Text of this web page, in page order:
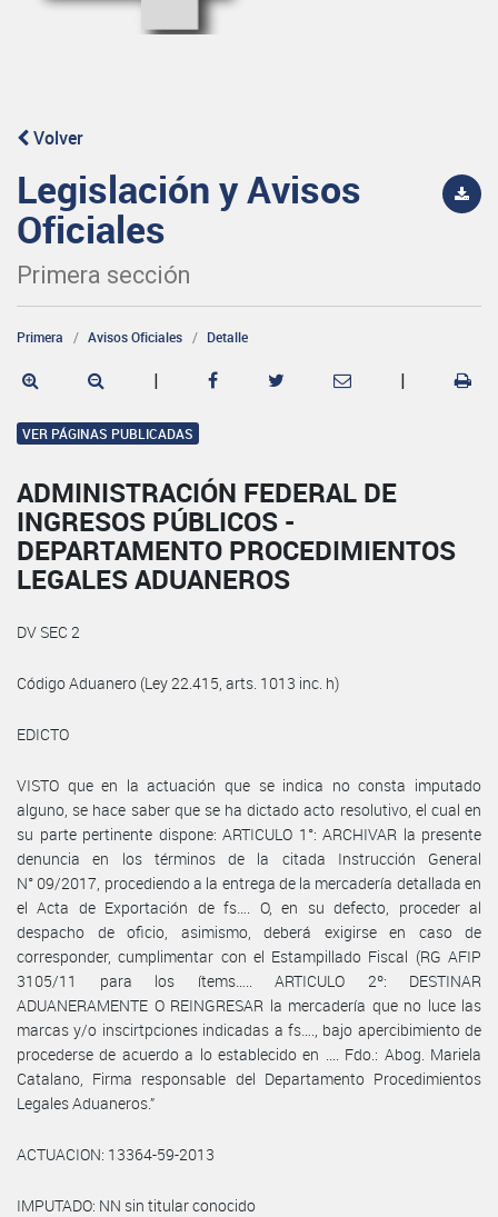
Volver
Legislación y Avisos
Oficiales
Primera sección
Primera Avisos Oficiales Detalle
| |
VER PÁGINAS PUBLICADAS
ADMINISTRACIÓN FEDERAL DE
INGRESOS PÚBLICOS -
DEPARTAMENTO PROCEDIMIENTOS
LEGALES ADUANEROS
DV SEC 2
Código Aduanero (Ley 22.415, arts. 1013 inc. h)
EDICTO
VISTO que en la actuación que se indica no consta imputado
alguno, se hace saber que se ha dictado acto resolutivo, el cual en
su parte pertinente dispone: ARTICULO 1°: ARCHIVAR la presente
denuncia en los términos de la citada Instrucción General
N° 09/2017, procediendo a la entrega de la mercadería detallada en
el Acta de Exportación de fs…. O, en su defecto, proceder al
despacho de oficio, asimismo, deberá exigirse en caso de
corresponder, cumplimentar con el Estampillado Fiscal (RG AFIP
3105/11 para los ítems….. ARTICULO 2º: DESTINAR
ADUANERAMENTE O REINGRESAR la mercadería que no luce las
marcas y/o inscirtpciones indicadas a fs…., bajo apercibimiento de
procederse de acuerdo a lo establecido en .... Fdo.: Abog. Mariela
Catalano, Firma responsable del Departamento Procedimientos
Legales Aduaneros.”
ACTUACION: 13364-59-2013
IMPUTADO: NN sin titular conocido